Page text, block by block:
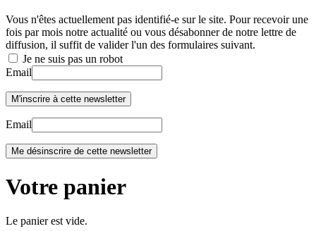
Vous n'êtes actuellement pas identifié-e sur le site. Pour recevoir une
fois par mois notre actualité ou vous désabonner de notre lettre de
diffusion, il suffit de valider l'un des formulaires suivant.
Je ne suis pas un robot
Email
Email
Votre panier
Le panier est vide.